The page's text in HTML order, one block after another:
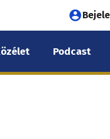
fiók
Podcast